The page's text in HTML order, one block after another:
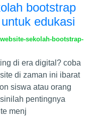
bootstrap
edukasi
sekolah-bootstrap-
di era digital? coba
di zaman ini ibarat
siswa atau orang
pentingnya
menj